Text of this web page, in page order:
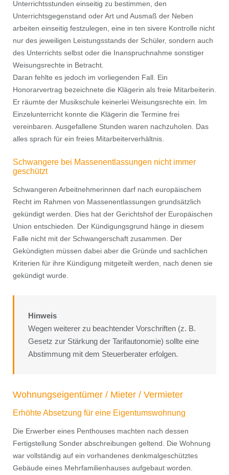
Unterrichtsstunden einseitig zu bestimmen, den
Unterrichtsgegenstand oder Art und Ausmaß der Neben
arbeiten einseitig festzulegen, eine in ten sivere Kontrolle nicht
nur des jeweiligen Leistungsstands der Schüler, sondern auch
des Unterrichts selbst oder die Inanspruchnahme sonstiger
Weisungsrechte in Betracht.
Daran fehlte es jedoch im vorliegenden Fall. Ein
Honorarvertrag bezeichnete die Klägerin als freie Mitarbeiterin.
Er räumte der Musikschule keinerlei Weisungsrechte ein. Im
Einzelunterricht konnte die Klägerin die Termine frei
vereinbaren. Ausgefallene Stunden waren nachzuholen. Das
alles sprach für ein freies Mitarbeiterverhältnis.
Schwangere bei Massenentlassungen nicht immer
geschützt
Schwangeren Arbeitnehmerinnen darf nach europäischem
Recht im Rahmen von Massenentlassungen grundsätzlich
gekündigt werden. Dies hat der Gerichtshof der Europäischen
Union entschieden. Der Kündigungsgrund hänge in diesem
Falle nicht mit der Schwangerschaft zusammen. Der
Gekündigten müssen dabei aber die Gründe und sachlichen
Kriterien für ihre Kündigung mitgeteilt werden, nach denen sie
gekündigt wurde.
Hinweis
Wegen weiterer zu beachtender Vorschriften (z. B.
Gesetz zur Stärkung der Tarifautonomie) sollte eine
Abstimmung mit dem Steuerberater erfolgen.
Wohnungseigentümer / Mieter / Vermieter
Erhöhte Absetzung für eine Eigentumswohnung
Die Erwerber eines Penthouses machten nach dessen
Fertigstellung Sonder abschreibungen geltend. Die Wohnung
war vollständig auf ein vorhandenes denkmalgeschütztes
Gebäude eines Mehrfamilienhauses aufgebaut worden.